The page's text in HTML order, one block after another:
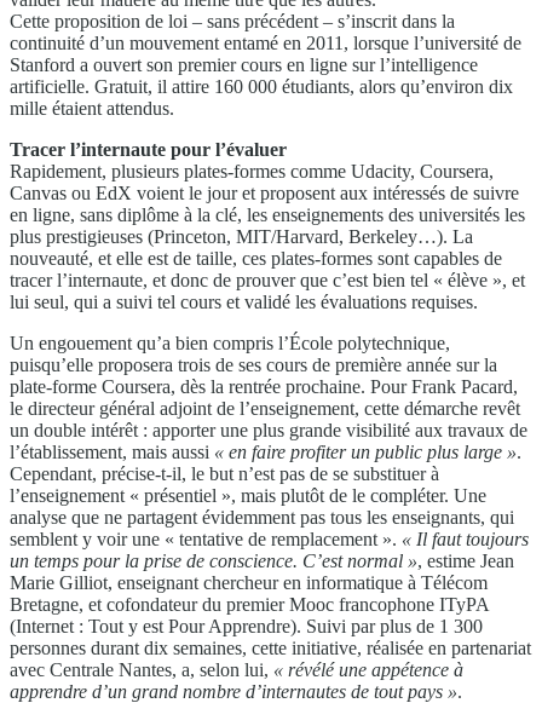
Cette proposition de loi – sans précédent – s’inscrit dans la
continuité d’un mouvement entamé en 2011, lorsque l’université de
Stanford a ouvert son premier cours en ligne sur l’intelligence
artificielle. Gratuit, il attire 160 000 étudiants, alors qu’environ dix
mille étaient attendus.
Tracer l’internaute pour l’évaluer
Rapidement, plusieurs plates-formes comme Udacity, Coursera,
Canvas ou EdX voient le jour et proposent aux intéressés de suivre
en ligne, sans diplôme à la clé, les enseignements des universités les
plus prestigieuses (Princeton, MIT/Harvard, Berkeley…). La
nouveauté, et elle est de taille, ces plates-formes sont capables de
tracer l’internaute, et donc de prouver que c’est bien tel « élève », et
lui seul, qui a suivi tel cours et validé les évaluations requises.
Un engouement qu’a bien compris l’École polytechnique,
puisqu’elle proposera trois de ses cours de première année sur la
plate-forme Coursera, dès la rentrée prochaine. Pour Frank Pacard,
le directeur général adjoint de l’enseignement, cette démarche revêt
un double intérêt : apporter une plus grande visibilité aux travaux de
l’établissement, mais aussi « en faire profiter un public plus large ».
Cependant, précise-t-il, le but n’est pas de se substituer à
l’enseignement « présentiel », mais plutôt de le compléter. Une
analyse que ne partagent évidemment pas tous les enseignants, qui
semblent y voir une « tentative de remplacement ». « Il faut toujours
un temps pour la prise de conscience. C’est normal », estime Jean
Marie Gilliot, enseignant chercheur en informatique à Télécom
Bretagne, et cofondateur du premier Mooc francophone ITyPA
(Internet : Tout y est Pour Apprendre). Suivi par plus de 1 300
personnes durant dix semaines, cette initiative, réalisée en partenariat
avec Centrale Nantes, a, selon lui, « révélé une appétence à
apprendre d’un grand nombre d’internautes de tout pays ».